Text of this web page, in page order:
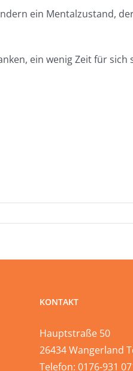
ein Mentalzustand,
ein wenig Zeit für
KONTAKT
Hauptstraße 50
26434 Wangerland
Telefon: 0176-931